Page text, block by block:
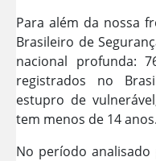
Para além da nossa
Brasileiro de
nacional profunda:
registrados no
estupro de
tem menos de 14 anos.
No período analisado